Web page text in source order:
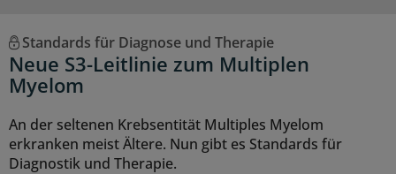
Standards für Diagnose und Therapie
Neue S3-Leitlinie zum Multiplen
Myelom
An der seltenen Krebsentität Multiples Myelom
erkranken meist Ältere. Nun gibt es Standards für
Diagnostik und Therapie.